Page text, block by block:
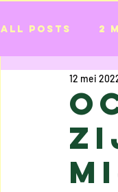
All Posts 2
Kort
Uschi Cop
12 mei